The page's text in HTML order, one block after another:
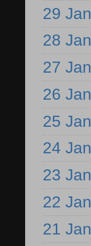
29 Jan
28 Jan
27 Jan
26 Jan
25 Jan
24 Jan
23 Jan
22 Jan
21 Jan